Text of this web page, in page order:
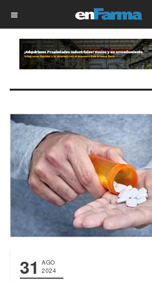
OFF CANVAS
31
AGO
2024